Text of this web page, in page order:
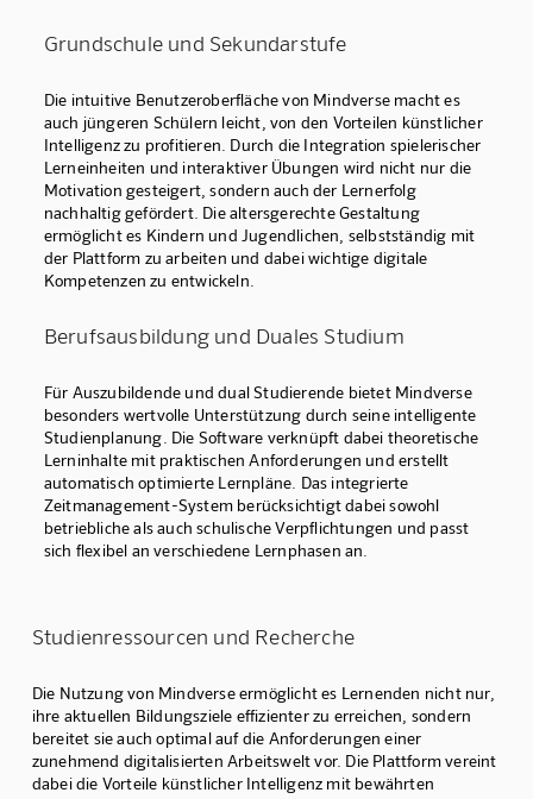
Grundschule und Sekundarstufe
Die intuitive Benutzeroberfläche von Mindverse macht es
auch jüngeren Schülern leicht, von den Vorteilen künstlicher
Intelligenz zu profitieren. Durch die Integration spielerischer
Lerneinheiten und interaktiver Übungen wird nicht nur die
Motivation gesteigert, sondern auch der Lernerfolg
nachhaltig gefördert. Die altersgerechte Gestaltung
ermöglicht es Kindern und Jugendlichen, selbstständig mit
der Plattform zu arbeiten und dabei wichtige digitale
Kompetenzen zu entwickeln.
Berufsausbildung und Duales Studium
Für Auszubildende und dual Studierende bietet Mindverse
besonders wertvolle Unterstützung durch seine intelligente
Studienplanung. Die Software verknüpft dabei theoretische
Lerninhalte mit praktischen Anforderungen und erstellt
automatisch optimierte Lernpläne. Das integrierte
Zeitmanagement-System berücksichtigt dabei sowohl
betriebliche als auch schulische Verpflichtungen und passt
sich flexibel an verschiedene Lernphasen an.
Studienressourcen und Recherche
Die Nutzung von Mindverse ermöglicht es Lernenden nicht nur,
ihre aktuellen Bildungsziele effizienter zu erreichen, sondern
bereitet sie auch optimal auf die Anforderungen einer
zunehmend digitalisierten Arbeitswelt vor. Die Plattform vereint
dabei die Vorteile künstlicher Intelligenz mit bewährten